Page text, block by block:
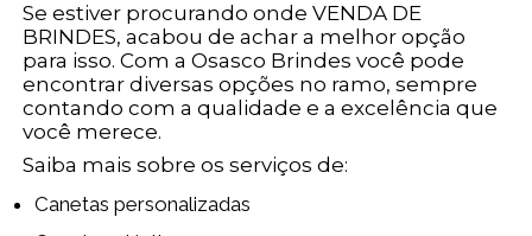
Se estiver procurando onde VENDA DE
BRINDES, acabou de achar a melhor opção
para isso. Com a Osasco Brindes você pode
encontrar diversas opções no ramo, sempre
contando com a qualidade e a excelência que
você merece.
Saiba mais sobre os serviços de:
Canetas personalizadas